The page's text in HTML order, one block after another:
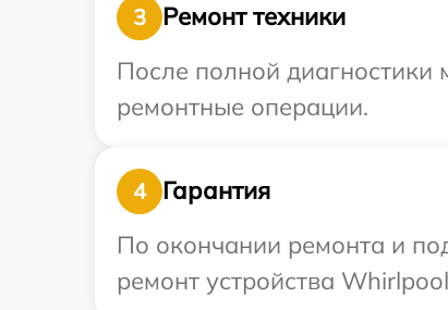
3
Ремонт техники
После полной диагностики
ремонтные операции.
4
Гарантия
По окончании ремонта и
ремонт устройства